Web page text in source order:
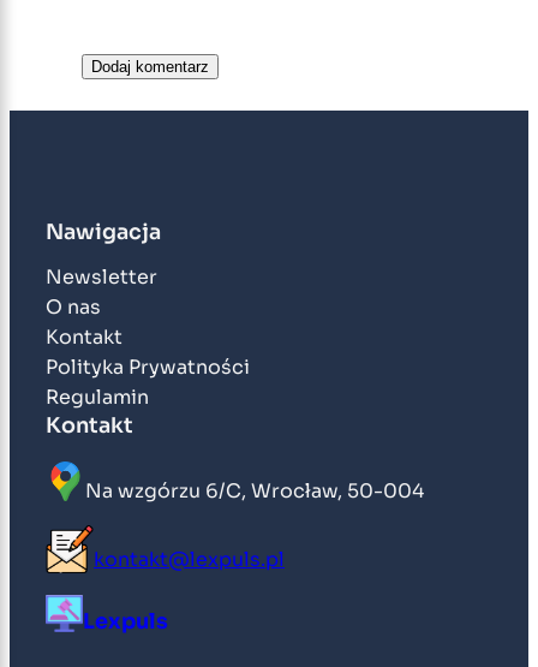
Nawigacja
Newsletter
O nas
Kontakt
Polityka Prywatności
Regulamin
Kontakt
Na wzgórzu 6/C, Wrocław, 50-004
kontakt@lexpuls.pl
Lexpuls